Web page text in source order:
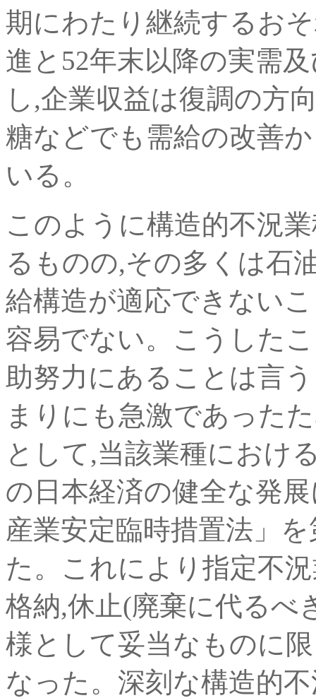
期にわたり継続するお
進と52年末以降の実需
し,企業収益は復調の方
糖などでも需給の改善
いる。
このように構造的不況
るものの,その多くは石
給構造が適応できない
容易でない。こうした
助努力にあることは言
まりにも急激であった
として,当該業種におけ
の日本経済の健全な発
産業安定臨時措置法」
た。これにより指定不
格納,休止(廃棄に代るべ
様として妥当なものに
なった。深刻な構造的